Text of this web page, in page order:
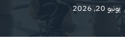
يونيو 20, 2026